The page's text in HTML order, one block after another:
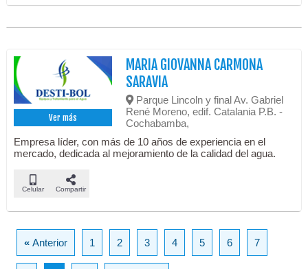
Ver más
MARIA GIOVANNA CARMONA
SARAVIA
Parque Lincoln y final Av. Gabriel
René Moreno, edif. Catalania P.B. -
Cochabamba,
Empresa líder, con más de 10 años de experiencia en el
mercado, dedicada al mejoramiento de la calidad del agua.
Celular Compartir
«Anterior 1 2 3 4 5 6 7